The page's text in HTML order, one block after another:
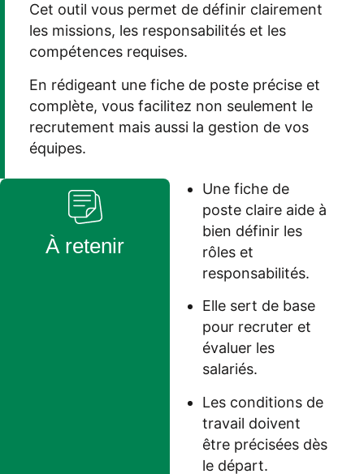
Cet outil vous permet de définir clairement
les missions, les responsabilités et les
compétences requises.
En rédigeant une fiche de poste précise et
complète, vous facilitez non seulement le
recrutement mais aussi la gestion de vos
équipes.
À retenir
Une fiche de
poste claire aide à
bien définir les
rôles et
responsabilités.
Elle sert de base
pour recruter et
évaluer les
salariés.
Les conditions de
travail doivent
être précisées dès
le départ.